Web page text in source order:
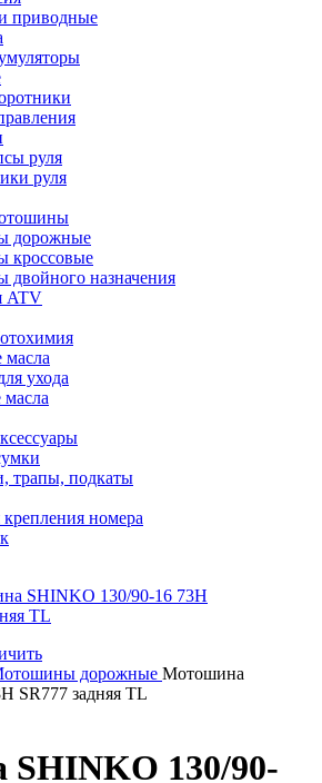
приводные
руля
руля
дорожные
кроссовые
назначения
ATV
ухода
трапы, подкаты
номера
дорожные Мотошина
SR777 задняя TL
130/90-